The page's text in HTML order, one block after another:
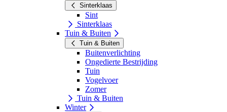
Sinterklaas
Sint
Sinterklaas
Tuin & Buiten
Tuin & Buiten
Buitenverlichting
Ongedierte Bestrijding
Tuin
Vogelvoer
Zomer
Tuin & Buiten
Winter